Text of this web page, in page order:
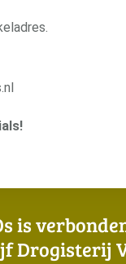
is
Drogisterij